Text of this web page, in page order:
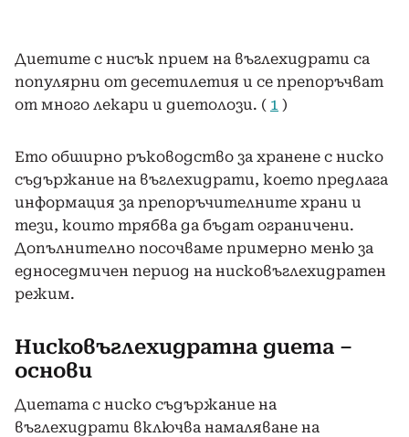
Диетите с нисък прием на въглехидрати са
популярни от десетилетия и се препоръчват
от много лекари и диетолози. ( 1 )
Ето обширно ръководство за хранене с ниско
съдържание на въглехидрати, което предлага
информация за препоръчителните храни и
тези, които трябва да бъдат ограничени.
Допълнително посочваме примерно меню за
едноседмичен период на нисковъглехидратен
режим.
Нисковъглехидратна диета –
основи
Диетата с ниско съдържание на
въглехидрати включва намаляване на